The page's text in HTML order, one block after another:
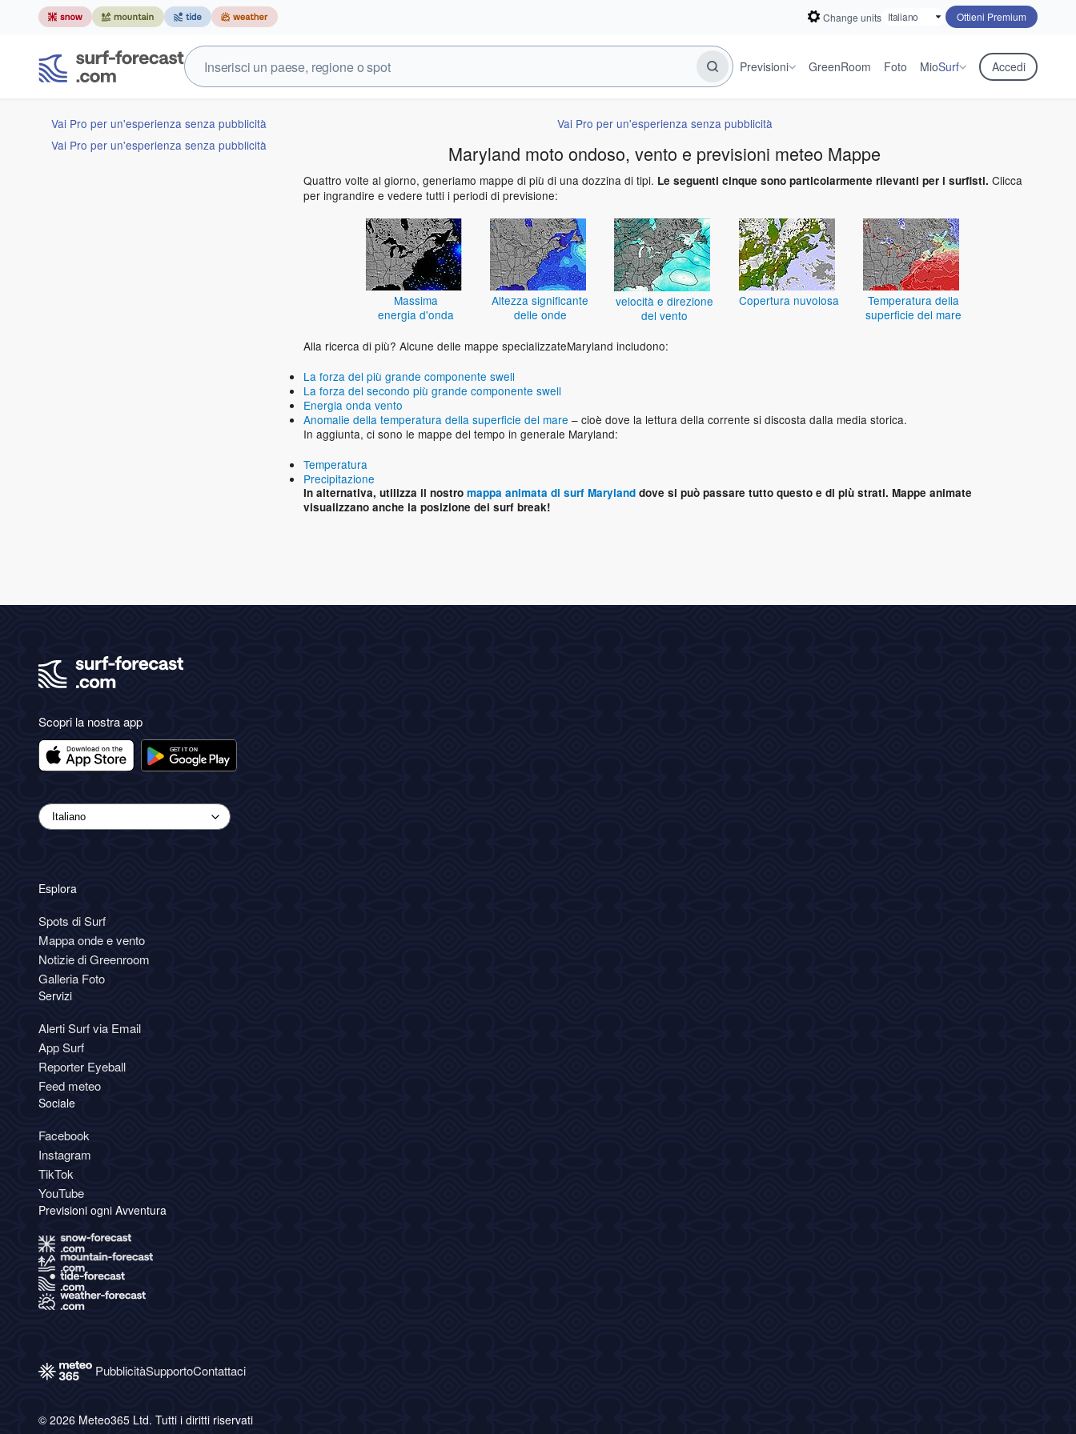
Change units Ottieni Premium
Previsioni GreenRoom Foto MioSurf Accedi
Vai Pro per un'esperienza senza pubblicità
Vai Pro per un'esperienza senza pubblicità
Vai Pro per un'esperienza senza pubblicità
Maryland moto ondoso, vento e previsioni meteo Mappe
Quattro volte al giorno, generiamo mappe di più di una dozzina di tipi. Le seguenti cinque sono particolarmente rilevanti per i surfisti. Clicca
per ingrandire e vedere tutti i periodi di previsione:
Massima
energia d'onda
Altezza significante
delle onde
velocità e direzione
del vento
Copertura nuvolosa
Temperatura della
superficie del mare
Alla ricerca di più? Alcune delle mappe specializzateMaryland includono:
La forza del più grande componente swell
La forza del secondo più grande componente swell
Energia onda vento
Anomalie della temperatura della superficie del mare – cioè dove la lettura della corrente si discosta dalla media storica.
In aggiunta, ci sono le mappe del tempo in generale Maryland:
Temperatura
Precipitazione
In alternativa, utilizza il nostro mappa animata di surf Maryland dove si può passare tutto questo e di più strati. Mappe animate
visualizzano anche la posizione dei surf break!
Scopri la nostra app
Esplora
Spots di Surf
Mappa onde e vento
Notizie di Greenroom
Galleria Foto
Servizi
Alerti Surf via Email
App Surf
Reporter Eyeball
Feed meteo
Sociale
Facebook
Instagram
TikTok
YouTube
Previsioni ogni Avventura
PubblicitàSupportoContattaci
© 2026 Meteo365 Ltd. Tutti i diritti riservati